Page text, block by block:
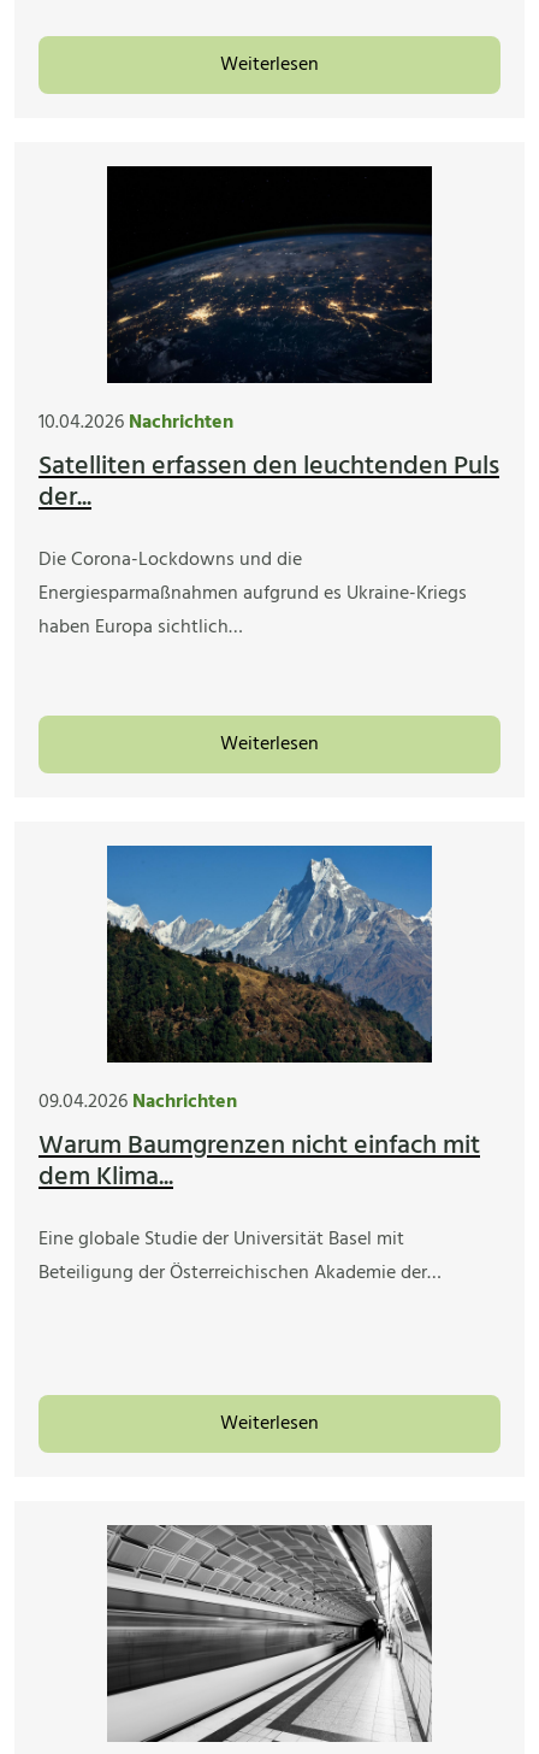
Weiterlesen
10.04.2026Nachrichten
Satelliten erfassen den leuchtenden Puls
der...
Die Corona-Lockdowns und die
Energiesparmaßnahmen aufgrund es Ukraine-Kriegs
haben Europa sichtlich…
Weiterlesen
09.04.2026Nachrichten
Warum Baumgrenzen nicht einfach mit
dem Klima...
Eine globale Studie der Universität Basel mit
Beteiligung der Österreichischen Akademie der…
Weiterlesen